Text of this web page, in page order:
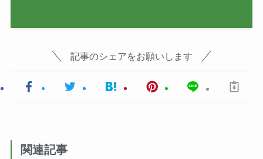
記事のシェアをお願いします
関連記事